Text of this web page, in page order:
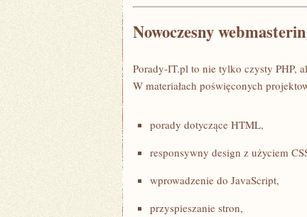
Nowoczesny
Porady-IT.pl to nie tylko czysty PHP,
W materiałach poświęconych
porady dotyczące HTML,
responsywny design z użyciem
wprowadzenie do JavaScript,
przyspieszanie stron,